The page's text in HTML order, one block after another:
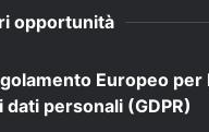
opportunità
Europeo
dati personali (GDPR)